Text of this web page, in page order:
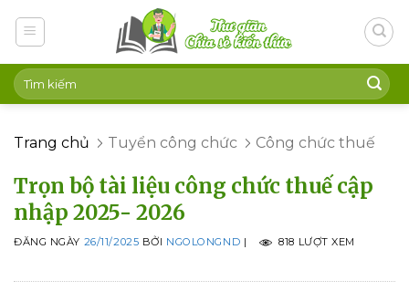
Trang chủ Tuyển công chức Công chức thuế
Trọn bộ tài liệu công chức thuế cập
nhập 2025- 2026
ĐĂNG NGÀY 26/11/2025 BỞI NGOLONGND | 818 LƯỢT XEM